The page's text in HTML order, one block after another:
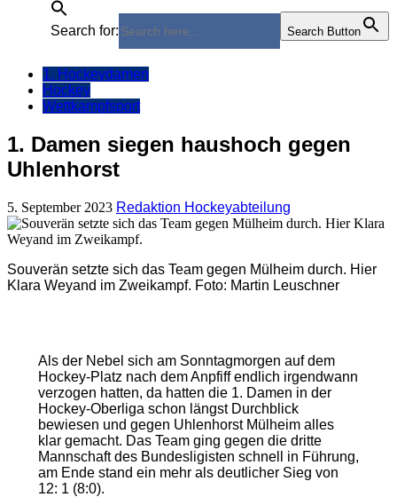
Search for: Search Button
1. Hockeydamen
Hockey
Wettkampfsport
1. Damen siegen haushoch gegen
Uhlenhorst
5. September 2023 Redaktion Hockeyabteilung
Souverän setzte sich das Team gegen Mülheim durch. Hier
Klara Weyand im Zweikampf. Foto: Martin Leuschner
Als der Nebel sich am Sonntagmorgen auf dem
Hockey-Platz nach dem Anpfiff endlich irgendwann
verzogen hatten, da hatten die 1. Damen in der
Hockey-Oberliga schon längst Durchblick
bewiesen und gegen Uhlenhorst Mülheim alles
klar gemacht. Das Team ging gegen die dritte
Mannschaft des Bundesligisten schnell in Führung,
am Ende stand ein mehr als deutlicher Sieg von
12: 1 (8:0).